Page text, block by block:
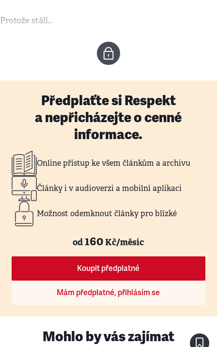
Protože stálí…
Předplaťte si Respekt
a nepřicházejte o cenné
informace.
Online přístup ke všem článkům a archivu
Články i v audioverzi a mobilní aplikaci
Možnost odemknout články pro blízké
od160Kč/měsíc
Koupit předplatné
Mám předplatné, přihlásím se
Mohlo by vás zajímat